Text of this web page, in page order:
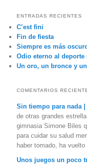
c
a
r
ENTRADAS RECIENTES
C’est fini
Fin de fiesta
Siempre es más
Odio eterno al deporte
Un oro, un bronce y
COMENTARIOS
Sin tiempo para nada
de otras grandes
gimnasia Simone Biles
para cuidar su salud
haber tomado, ha
Unos juegos un poco